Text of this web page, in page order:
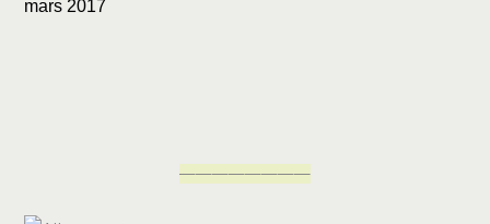
mars 2017
————————